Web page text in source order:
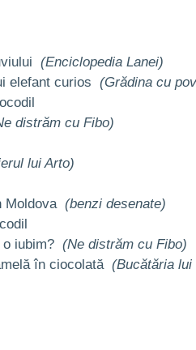
(Enciclopedia Lanei)
elefant curios (Grădina cu
distrăm cu Fibo)
lui Arto)
Moldova (benzi desenate)
o iubim? (Ne distrăm cu Fibo)
în ciocolată (Bucătăria lui